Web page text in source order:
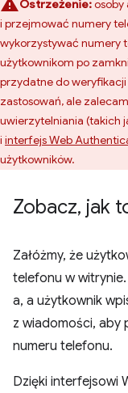
Ostrzeżenie:osoby
i przejmować numery
wykorzystywać numery
użytkownikom po
przydatne do
zastosowań, ale
uwierzytelniania (takich
i interfejs Web
użytkowników.
Zobacz, jak
Załóżmy, że
telefonu w
a, a użytkownik
z wiadomości, aby
numeru telefonu.
Dzięki interfejsowi